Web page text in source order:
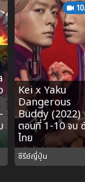
Kei x Yaku
Dangerous
Buddy (2022)
ตอนที่ 1-10 จบ
ไทย
ซีรีย์ญี่ปุ่น